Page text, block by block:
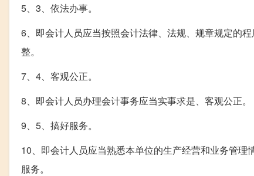
5、3、依法办事。
6、即会计人员应当按照会计法律、法规、规章规定的
整。
7、4、客观公正。
8、即会计人员办理会计事务应当实事求是、客观公正。
9、5、搞好服务。
10、即会计人员应当熟悉本单位的生产经营和业务管
服务。